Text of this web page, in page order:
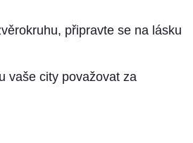
připravte se na lásku
vaše city považovat za